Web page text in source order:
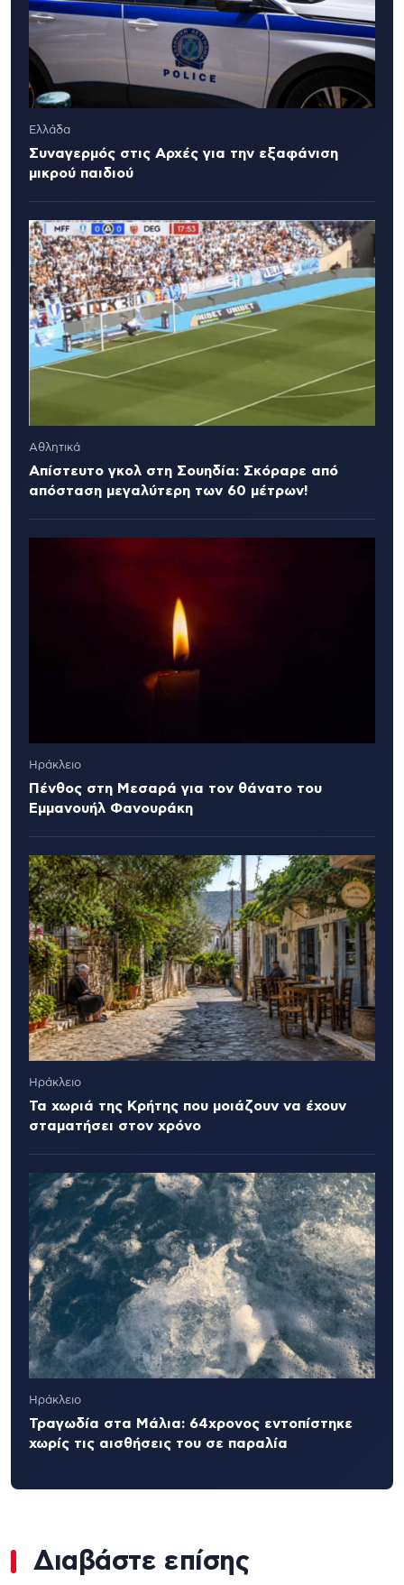
Ελλάδα
Συναγερμός στις Αρχές για την εξαφάνιση
μικρού παιδιού
Αθλητικά
Απίστευτο γκολ στη Σουηδία: Σκόραρε από
απόσταση μεγαλύτερη των 60 μέτρων!
Ηράκλειο
Πένθος στη Μεσαρά για τον θάνατο του
Εμμανουήλ Φανουράκη
Ηράκλειο
Τα χωριά της Κρήτης που μοιάζουν να έχουν
σταματήσει στον χρόνο
Ηράκλειο
Τραγωδία στα Μάλια: 64χρονος εντοπίστηκε
χωρίς τις αισθήσεις του σε παραλία
Διαβάστε επίσης